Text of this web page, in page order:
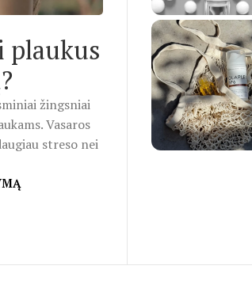
žingsniai
Vasaros
streso nei